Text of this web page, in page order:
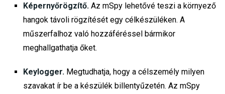
Képernyőrögzítő. Az mSpy lehetővé teszi a környező
hangok távoli rögzítését egy célkészüléken. A
műszerfalhoz való hozzáféréssel bármikor
meghallgathatja őket.
Keylogger. Megtudhatja, hogy a célszemély milyen
szavakat ír be a készülék billentyűzetén. Az mSpy